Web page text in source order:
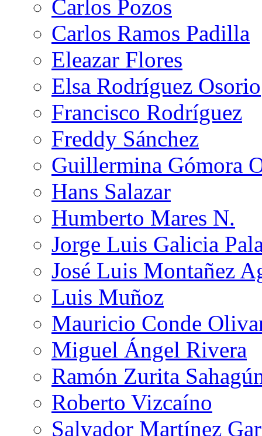
Carlos Pozos
Carlos Ramos Padilla
Eleazar Flores
Elsa Rodríguez Osorio
Francisco Rodríguez
Freddy Sánchez
Guillermina Gómora
Hans Salazar
Humberto Mares N.
Jorge Luis Galicia
José Luis Montañez
Luis Muñoz
Mauricio Conde
Miguel Ángel Rivera
Ramón Zurita
Roberto Vizcaíno
Salvador Martínez